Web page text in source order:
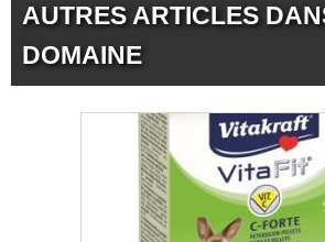
AUTRES ARTICLES
DOMAINE